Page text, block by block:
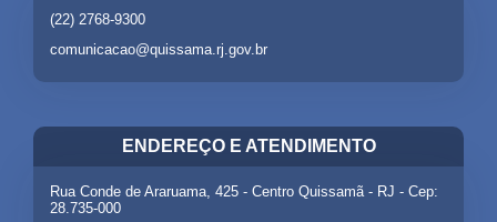
(22) 2768-9300
comunicacao@quissama.rj.gov.br
ENDEREÇO E ATENDIMENTO
Rua Conde de Araruama, 425 - Centro Quissamã - RJ - Cep:
28.735-000